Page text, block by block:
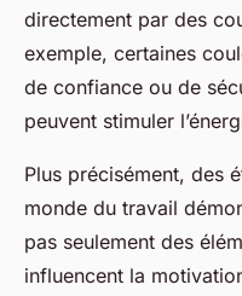
directement par des
exemple, certaines
de confiance ou de
peuvent stimuler
Plus précisément, des
monde du travail
pas seulement des
influencent la